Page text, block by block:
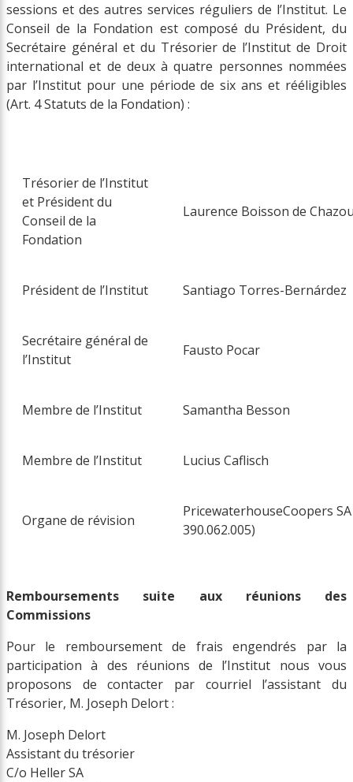
sessions et des autres services réguliers de l’Institut. Le
Conseil de la Fondation est composé du Président, du
Secrétaire général et du Trésorier de l’Institut de Droit
international et de deux à quatre personnes nommées
par l’Institut pour une période de six ans et rééligibles
(Art. 4 Statuts de la Fondation) :
Trésorier de l’Institut
et Président du
Conseil de la
Fondation
Laurence Boisson de
Président de l’Institut Santiago Torres-Bernárdez
Secrétaire général de
l’Institut
Fausto Pocar
Membre de l’Institut Samantha Besson
Membre de l’Institut Lucius Caflisch
Organe de révision
PricewaterhouseCoopers SA
390.062.005)
Remboursements suite aux réunions des
Commissions
Pour le remboursement de frais engendrés par la
participation à des réunions de l’Institut nous vous
proposons de contacter par courriel l’assistant du
Trésorier, M. Joseph Delort :
M. Joseph Delort
Assistant du trésorier
C/o Heller SA